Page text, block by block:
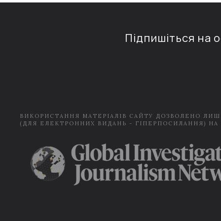
Підпишіться на
ВИКОРИСТАННЯ МАТЕРІАЛІВ САЙТУ ДОЗВОЛЕНО
(ДЛЯ ЕЛЕКТРОННИХ ВИДАНЬ - ГІПЕРПОСИЛАННЯ) НА